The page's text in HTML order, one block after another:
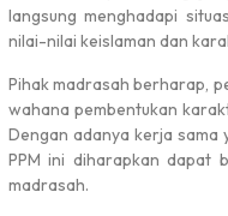
langsung menghadapi
nilai-nilai keislaman dan
Pihak madrasah berharap,
wahana pembentukan
Dengan adanya kerja sama
PPM ini diharapkan dapat
madrasah.